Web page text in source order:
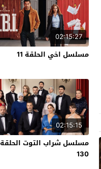
02:15:27
مسلسل اخي الحلقة 11
02:15:15
مسلسل شراب التوت الحلقة
130